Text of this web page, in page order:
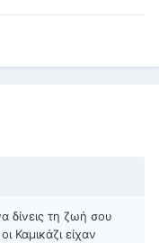
δίνεις τη ζωή σου
Καμικάζι είχαν